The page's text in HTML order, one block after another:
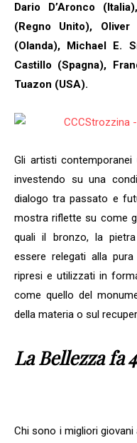
Dario D’Aronco
(Regno Unito),
(Olanda), Michael E.
Castillo (Spagna),
Tuazon (USA).
Gli artisti
investendo su una
dialogo tra passato e
mostra riflette su come
quali il bronzo, la
essere relegati alla
ripresi e utilizzati in
come quello del
della materia o sul
La Bellezza fa
Chi sono i migliori